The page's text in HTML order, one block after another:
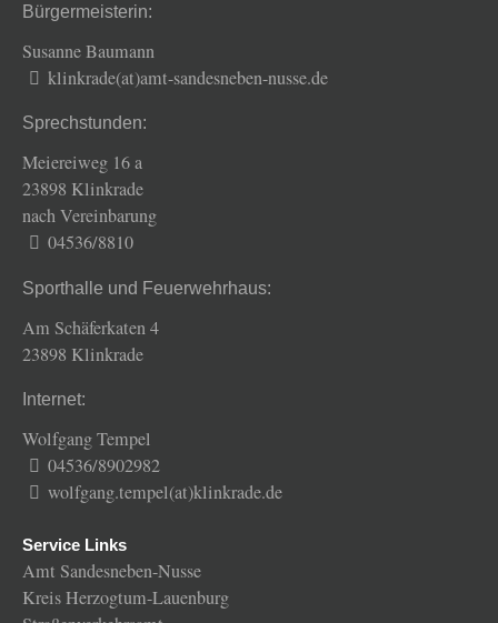
Bürgermeisterin:
Susanne Baumann
klinkrade(at)amt-sandesneben-nusse.de
Sprechstunden:
Meiereiweg 16 a
23898 Klinkrade
nach Vereinbarung
04536/8810
Sporthalle und Feuerwehrhaus:
Am Schäferkaten 4
23898 Klinkrade
Internet:
Wolfgang Tempel
04536/8902982
wolfgang.tempel(at)klinkrade.de
Service Links
Amt Sandesneben-Nusse
Kreis Herzogtum-Lauenburg